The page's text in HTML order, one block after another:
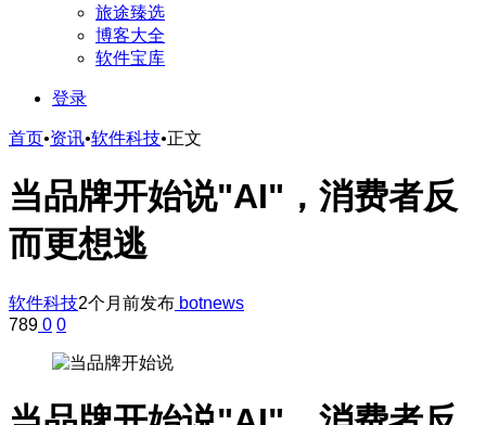
旅途臻选
博客大全
软件宝库
登录
首页•资讯•软件科技•正文
当品牌开始说"AI"，消费者反
而更想逃
软件科技2个月前发布 botnews
789 0 0